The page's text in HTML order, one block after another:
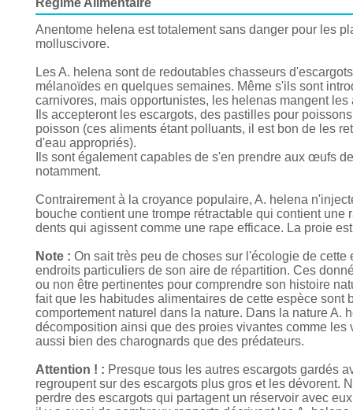
Régime Alimentaire
Anentome helena est totalement sans danger pour les
molluscivore.
Les A. helena sont de redoutables chasseurs
mélanoïdes en quelques semaines. Même s'ils sont
carnivores, mais opportunistes, les helenas mangent
Ils accepteront les escargots, des pastilles pour
poisson (ces aliments étant polluants, il est bon de les
d'eau appropriés).
Ils sont également capables de s'en prendre aux œufs
notamment.
Contrairement à la croyance populaire, A. helena
bouche contient une trompe rétractable qui contient
dents qui agissent comme une rape efficace. La proie
Note : On sait très peu de choses sur l'écologie de
endroits particuliers de son aire de répartition. Ces
ou non être pertinentes pour comprendre son histoire
fait que les habitudes alimentaires de cette espèce
comportement naturel dans la nature. Dans la nature
décomposition ainsi que des proies vivantes comme
aussi bien des charognards que des prédateurs.
Attention ! : Presque tous les autres escargots gardés
regroupent sur des escargots plus gros et les dévorent.
perdre des escargots qui partagent un réservoir avec